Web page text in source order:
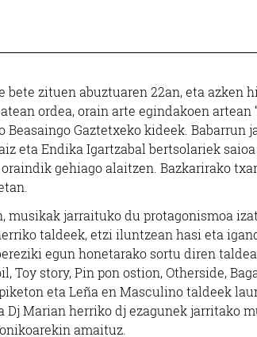
bete zituen abuztuaren 22an, eta
ordea, orain arte egindakoen artean
Gaztetxeko kideek. Babarrun
eta Endika Igartzabal bertsolariek
gehiago alaitzen. Bazkarirako
musikak jarraituko du protagonismoa
taldeek, etzi iluntzean hasi eta
egun honetarako sortu diren
Toy story, Pin pon ostion, Otherside,
eta Leña en Masculino taldeek
Dj Marian herriko dj ezagunek jarritako
amaituz.